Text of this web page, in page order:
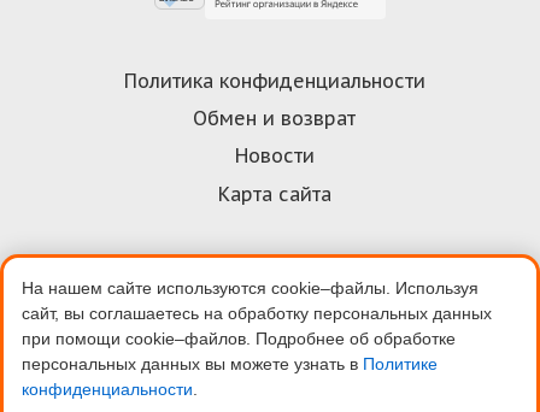
Политика конфиденциальности
Обмен и возврат
Новости
Карта сайта
Договор-оферта
Пользовательское соглашение
Условия оплаты
На нашем сайте используются cookie–файлы. Используя
сайт, вы соглашаетесь на обработку персональных данных
при помощи cookie–файлов. Подробнее об обработке
персональных данных вы можете узнать в Политике
конфиденциальности